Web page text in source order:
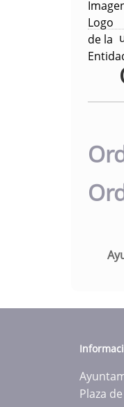
Plaza